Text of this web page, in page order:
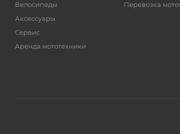
Велосипеды
Аксессуары
Сервис
Аренда мототехники
Перевозка